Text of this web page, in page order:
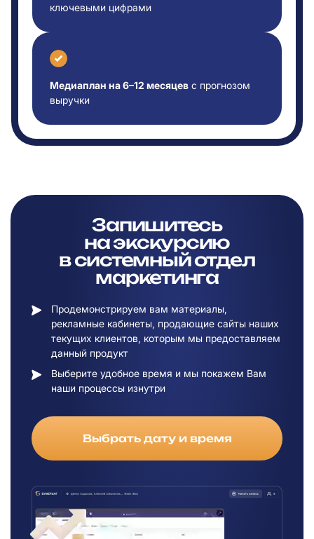
ключевыми цифрами
Медиаплан на 6–12 месяцев с прогнозом
выручки
Запишитесь
наэкскурсию
всистемный отдел
маркетинга
Продемонстрируем вам материалы,
рекламные кабинеты, продающие сайты наших
текущих клиентов, которым мы предоставляем
данный продукт
Выберите удобное время и мы покажем Вам
наши процессы изнутри
Выбрать дату и время